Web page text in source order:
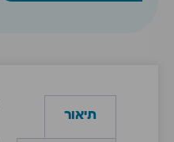
תיאור